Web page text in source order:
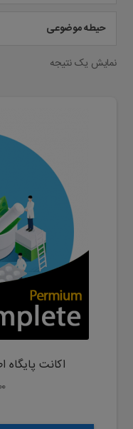
حیطه موضوعی
نمایش یک نتیجه
اکانت